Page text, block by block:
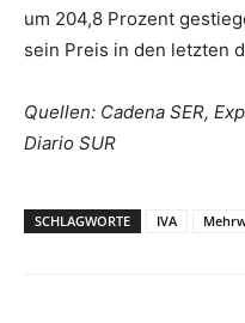
um 204,8 Prozent
sein Preis in den letzten
Quellen: Cadena SER,
Diario SUR
SCHLAGWORTE IVA